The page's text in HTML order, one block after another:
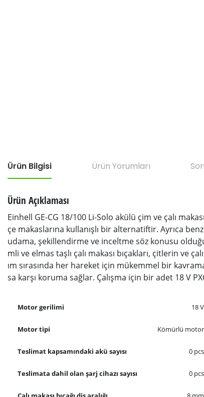
Ürün Bilgisi Ürün Yorumları
Ürün Açıklaması
Einhell GE-CG 18/100 Li-Solo akülü çim ve çalı
çe makaslarına kullanışlı bir alternatiftir. Ayrıca
udama, şekillendirme ve inceltme söz konusu
mli ve elmas taşlı çalı makası bıçakları, çitlerin
ım sırasında her hareket için mükemmel bir
sa karşı koruma sağlar. Çalışma için bir adet 18 V
Motor gerilimi 18 V
Motor tipi Kömürlü motor
Teslimat kapsamındaki akü sayısı 0 pcs
Teslimata dahil olan şarj cihazı sayısı 0 pcs